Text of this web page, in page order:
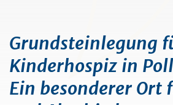
Grundsteinlegung
Kinderhospiz in
Ein besonderer Ort